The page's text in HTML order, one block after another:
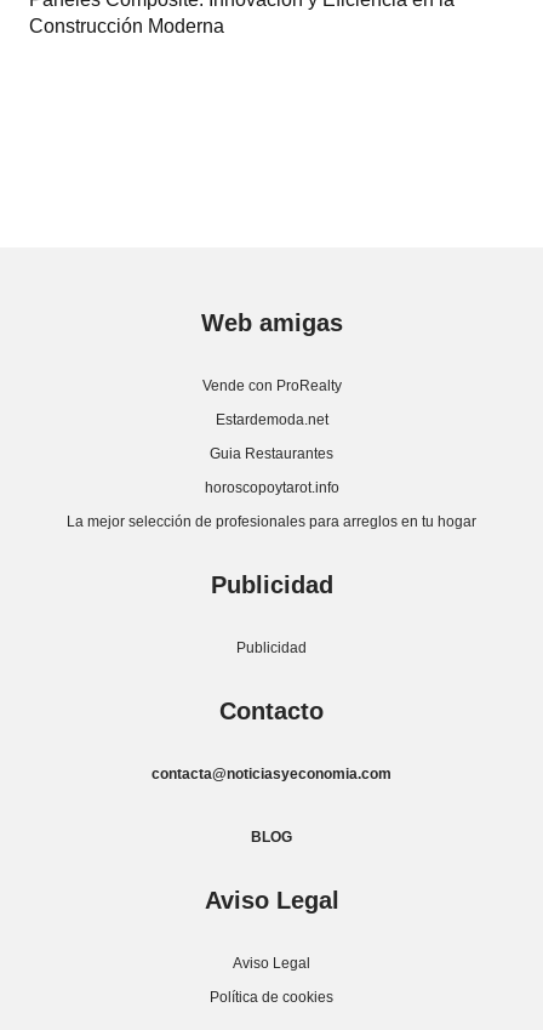
Construcción Moderna
Web amigas
Vende con ProRealty
Estardemoda.net
Guia Restaurantes
horoscopoytarot.info
La mejor selección de profesionales para arreglos en tu hogar
Publicidad
Publicidad
Contacto
contacta@noticiasyeconomia.com
BLOG
Aviso Legal
Aviso Legal
Política de cookies